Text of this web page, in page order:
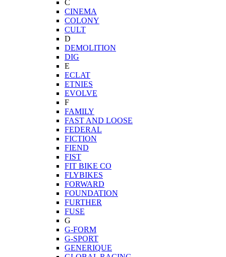
C
CINEMA
COLONY
CULT
D
DEMOLITION
DIG
E
ECLAT
ETNIES
EVOLVE
F
FAMILY
FAST AND LOOSE
FEDERAL
FICTION
FIEND
FIST
FIT BIKE CO
FLYBIKES
FORWARD
FOUNDATION
FURTHER
FUSE
G
G-FORM
G-SPORT
GENERIQUE